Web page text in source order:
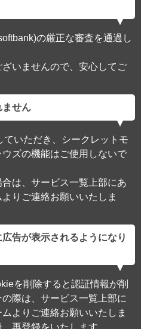
の厳正な審査を通過し
いませんので、安心してご
ません
いただき、シークレットモ
ズの機能はご使用しないで
は、サービス一覧上部にあ
りご連絡お願いいたしま
告が表示されるようになり
を削除すると認証情報が削
際は、サービス一覧上部に
よりご連絡お願いいたしま